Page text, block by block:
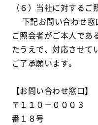
（６）当社に対するご
下記お問い合わせ窓
ご照会者がご本人であ
たうえで、対応させて
ご了承願います。
【お問い合わせ窓口】
〒１１０－０００３
番１８号